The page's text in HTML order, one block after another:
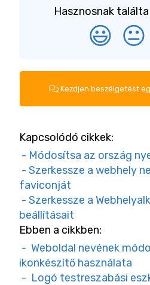
Hasznosnak
😃 😐
Kezdjen beszélgetést
Kapcsolódó cikkek:
- Módosítsa az ország
- Szerkessze a webhely
faviconját
- Szerkessze a
beállításait
Ebben a cikkben:
- Weboldal nevének
ikonkészítő használata
- Logó testreszabási